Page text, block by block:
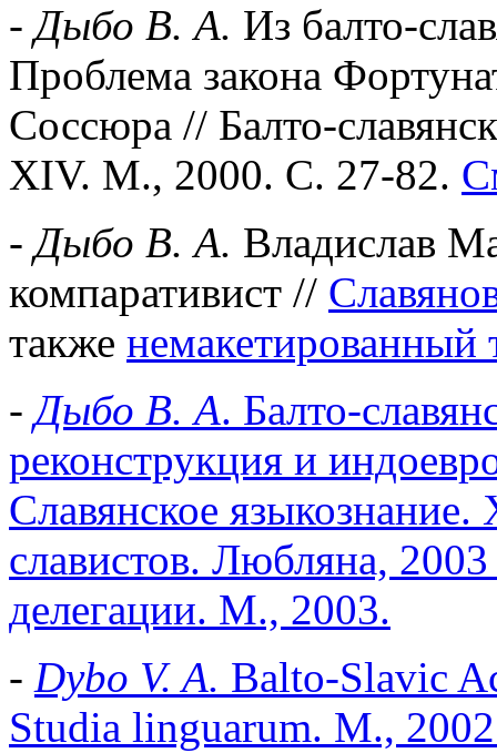
-Дыбо В. А. Из балто-
Проблема закона
Соссюра // Балто-
ХIV. М., 2000. С. 27-82.
-Дыбо В. А. Владислав
компаративист //
также немакетированный
-Дыбо В. А. Балто-
реконструкция и
Славянское
славистов. Любляна,
делегации. М., 2003.
- Dybo V. A. Balto-Slavic
Studia linguarum. М.,